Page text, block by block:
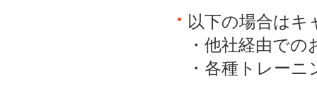
以下の場合は
・他社経由で
・各種トレー